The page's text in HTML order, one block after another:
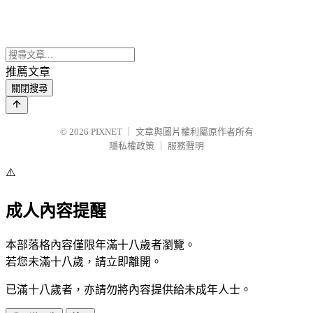
推薦文章
關閉搜尋
© 2026 PIXNET
文章與圖片權利屬原作者所有
隱私權政策
服務聲明
⚠️
成人內容提醒
本部落格內容僅限年滿十八歲者瀏覽。
若您未滿十八歲，請立即離開。
已滿十八歲者，亦請勿將內容提供給未成年人士。